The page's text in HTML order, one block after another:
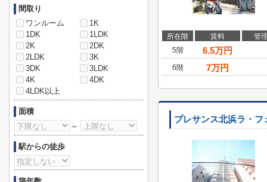
所在階 賃料
管
5階
6.5万円
6階 7万円
プレサンス北浜ラ・フ
間取り
ワンルーム
1K
1DK
1LDK
2K
2DK
2LDK
3K
3DK
3LDK
4K
4DK
4LDK以上
面積
～
駅からの徒歩